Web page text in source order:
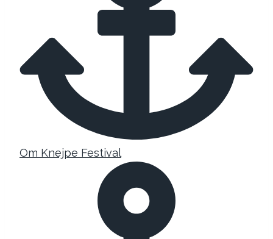
Om Knejpe Festival